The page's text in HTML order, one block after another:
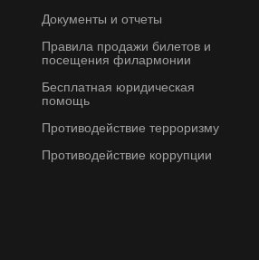
Документы и отчеты
Правила продажи билетов и
посещения филармонии
Бесплатная юридическая
помощь
Противодействие терроризму
Противодействие коррупции